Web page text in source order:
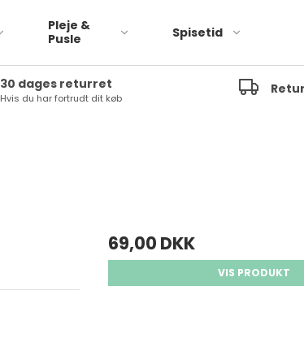
Pleje &
Pusle
Spisetid
30 dages returret
Hvis du har fortrudt dit køb
69,00 DKK
VIS PRODUKT